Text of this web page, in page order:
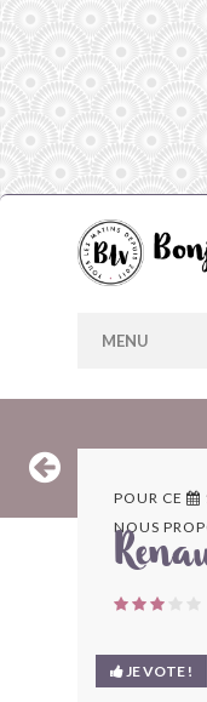
MENU
LES
LE BLOG
POUR CE
NOUS
JE VOTE !